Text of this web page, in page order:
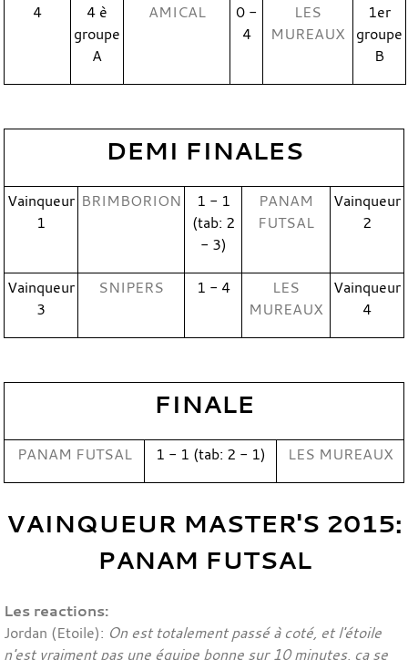
4
4 è
groupe
A
AMICAL
0 -
4
LES
MUREAUX
1er
groupe
B
DEMI FINALES
Vainqueur
1
BRIMBORION
1 - 1
(tab: 2
- 3)
PANAM
FUTSAL
Vainqueur
2
Vainqueur
3
SNIPERS 1 - 4
LES
MUREAUX
Vainqueur
4
FINALE
PANAM FUTSAL 1 - 1 (tab: 2 - 1) LES MUREAUX
VAINQUEUR MASTER'S 2015:
PANAM FUTSAL
Les reactions:
Jordan (Etoile): On est totalement passé à coté, et l'étoile
n'est vraiment pas une équipe bonne sur 10 minutes, ça se